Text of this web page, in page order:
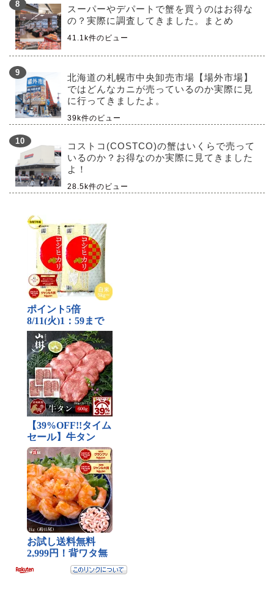
スーパーやデパートで蟹を買うのはお得な
の？実際に調査してきました。まとめ
41.1k件のビュー
北海道の札幌市中央卸売市場【場外市場】
ではどんなカニが売っているのか実際に見
に行ってきましたよ。
39k件のビュー
コストコ(COSTCO)の蟹はいくらで売って
いるのか？お得なのか実際に見てきました
よ！
28.5k件のビュー